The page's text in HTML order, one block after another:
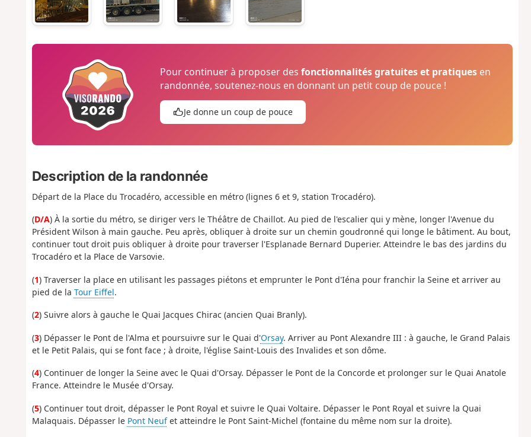
Pour continuer à proposer desfonctionnalités gratuites et pratiques en
randonnée, soutenez-nous en donnant un petit coup de pouce !
Je donne un coup de pouce
Description de la randonnée
Départ de la Place du Trocadéro, accessible en métro (lignes 6 et 9, station Trocadéro).
(D/A) À la sortie du métro, se diriger vers le Théâtre de Chaillot. Au pied de l'escalier qui y mène, longer l'Avenue du
Président Wilson à main gauche. Peu après, obliquer à droite sur un chemin goudronné qui longe le bâtiment. Au bout,
continuer tout droit puis obliquer à droite pour traverser l'Esplanade Bernard Duperier. Atteindre le bas des jardins du
Trocadéro et la Place de Varsovie.
(1) Traverser la place en utilisant les passages piétons et emprunter le Pont d'Iéna pour franchir la Seine et arriver au
pied de la Tour Eiffel.
(2) Suivre alors à gauche le Quai Jacques Chirac (ancien Quai Branly).
(3) Dépasser le Pont de l'Alma et poursuivre sur le Quai d'Orsay. Arriver au Pont Alexandre III : à gauche, le Grand Palais
et le Petit Palais, qui se font face ; à droite, l'église Saint-Louis des Invalides et son dôme.
(4) Continuer de longer la Seine avec le Quai d'Orsay. Dépasser le Pont de la Concorde et prolonger sur le Quai Anatole
France. Atteindre le Musée d'Orsay.
(5) Continuer tout droit, dépasser le Pont Royal et suivre le Quai Voltaire. Dépasser le Pont Royal et suivre la Quai
Malaquais. Dépasser le Pont Neufet atteindre le Pont Saint-Michel (fontaine du même nom sur la droite).